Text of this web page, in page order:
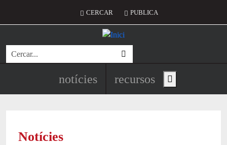
Menú del compte d'usuari
CERCAR PUBLICA
Cerca
Navegació principal de
notícies recursos Show main menu
Notícies